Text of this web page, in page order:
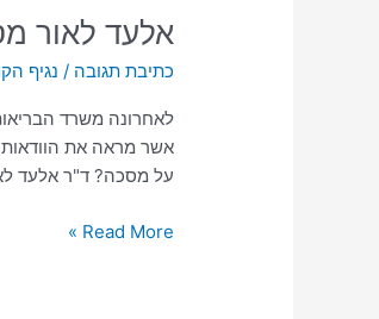
אלעד לאור
כתיבת תגובה / נגיף
אשר מראה את הוודאות
על מסכה? ד"ר אלעד
Read More »